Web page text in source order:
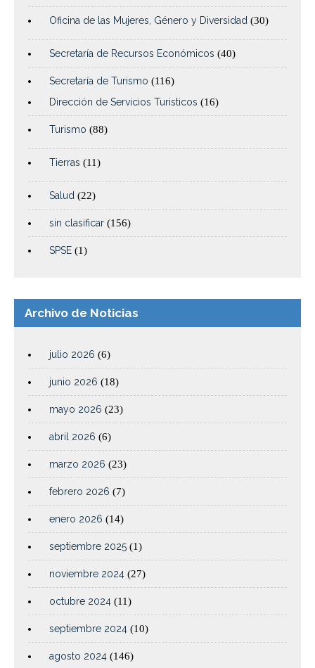
Oficina de las Mujeres, Género y Diversidad (30)
Secretaría de Recursos Económicos (40)
Secretaría de Turismo (116)
Dirección de Servicios Turisticos (16)
Turismo (88)
Tierras (11)
Salud (22)
sin clasificar (156)
SPSE (1)
Archivo de Noticias
julio 2026 (6)
junio 2026 (18)
mayo 2026 (23)
abril 2026 (6)
marzo 2026 (23)
febrero 2026 (7)
enero 2026 (14)
septiembre 2025 (1)
noviembre 2024 (27)
octubre 2024 (11)
septiembre 2024 (10)
agosto 2024 (146)